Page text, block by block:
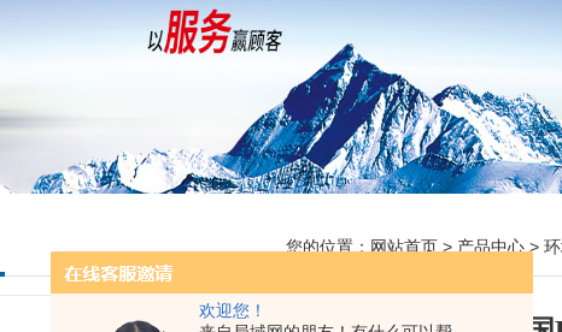
欢迎您！
您的位置： 网站首页 > 产品中心 >